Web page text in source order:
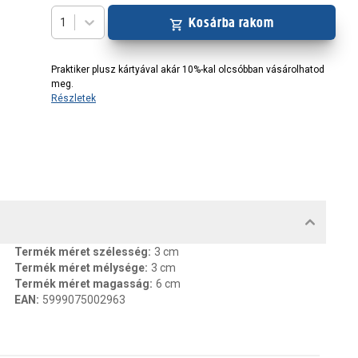
1 Kosárba rakom
Praktiker plusz kártyával akár 10%-kal olcsóbban vásárolhatod
meg.
Részletek
Termék méret szélesség: 3 cm
Termék méret mélysége: 3 cm
Termék méret magasság: 6 cm
EAN : 5999075002963